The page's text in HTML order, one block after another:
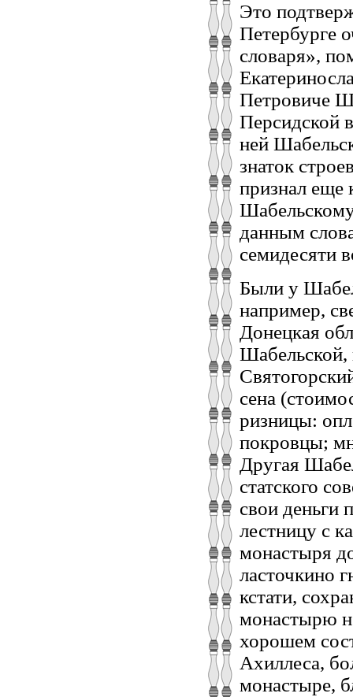
Это
Петербурге
словаря»,
Петровиче
Персидской
ней
знаток
признал еще
Шабельскому
данным
семидесяти
Были у
например,
Донецкая
Шабельской,
сена
ризницы:
покровцы;
Другая
статского
свои деньги
лестницу с
монастыря
ласточкино
кстати,
монастырю
хорошем
Ахиллеса,
монастыре,